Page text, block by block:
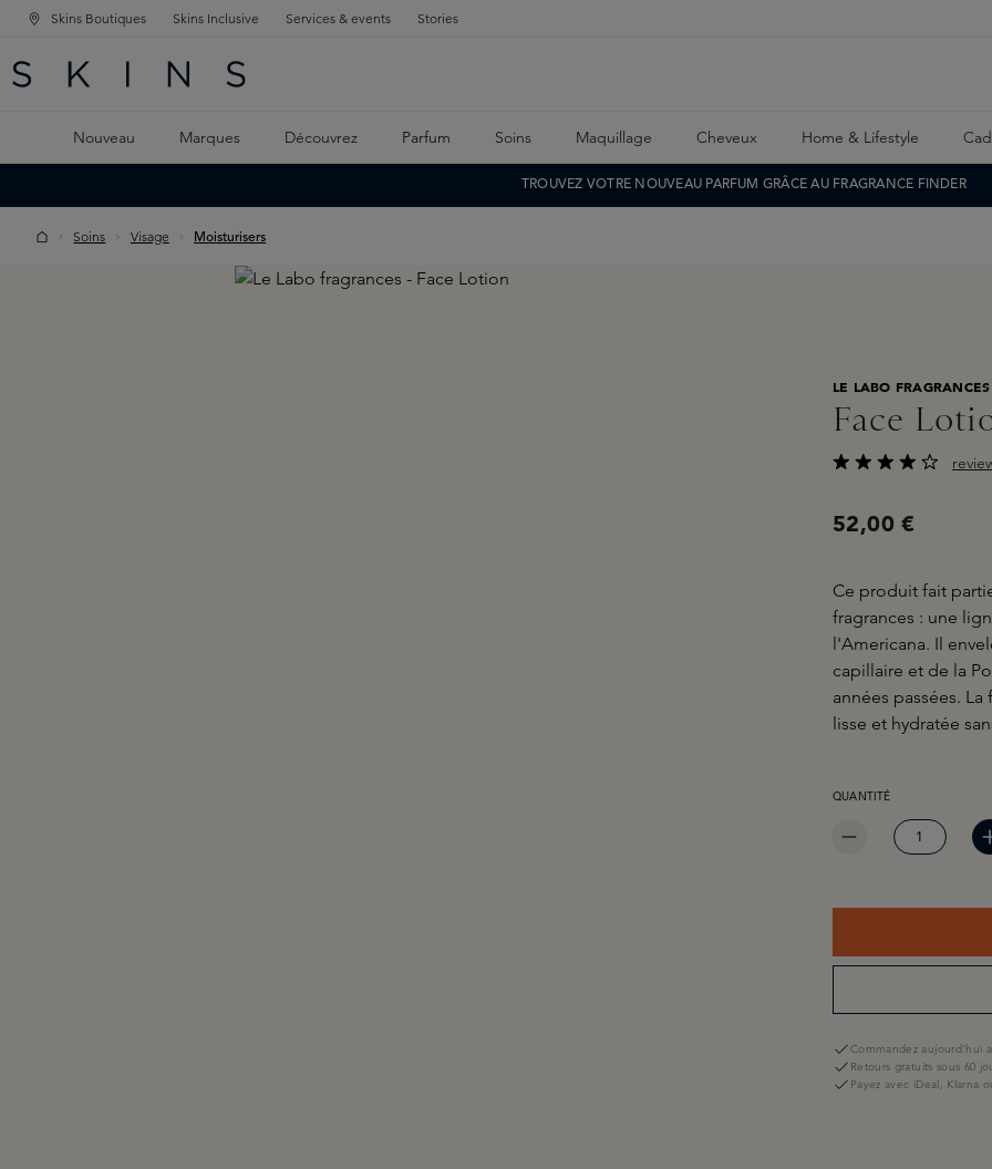
PRINCIPALE
CONTENU PRINCIPAL
Skins Boutiques Skins Inclusive Services & events Stories
Nouveau Marques Découvrez Parfum Soins Maquillage Cheveux Home & Lifestyle
TROUVEZ VOTRE NOUVEAU PARFUM GRÂCE AU FRAGRANCE FINDER
Soins Visage Moisturisers
LE LABO FRAGRANCES
Face
52,00 €
Ce produit fait
fragrances : une
l'Americana. Il
capillaire et de la
années passées.
lisse et hydratée
QUANTITÉ DE PRODUIT
QUANTITÉ
Commandez aujourd'hui
Retours gratuits sous 60
Payez avec iDeal, Klarna